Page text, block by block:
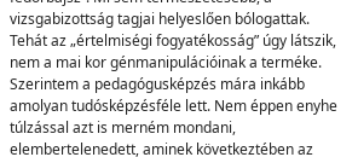
vizsgabizottság tagjai helyeslően bólogattak.
Tehát az „értelmiségi fogyatékosság” úgy látszik,
nem a mai kor génmanipulációinak a terméke.
Szerintem a pedagógusképzés mára inkább
amolyan tudósképzésféle lett. Nem éppen enyhe
túlzással azt is merném mondani,
elembertelenedett, aminek következtében az